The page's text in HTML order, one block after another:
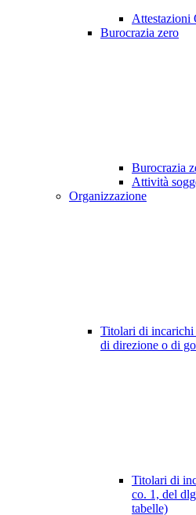
Attestazioni
Burocrazia zero
Burocrazia
Attività
Organizzazione
Titolari di
di direzione o di
Titolari di
co. 1, del
tabelle)